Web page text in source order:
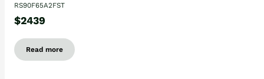
RS90F65A2FST
$2439
Read more